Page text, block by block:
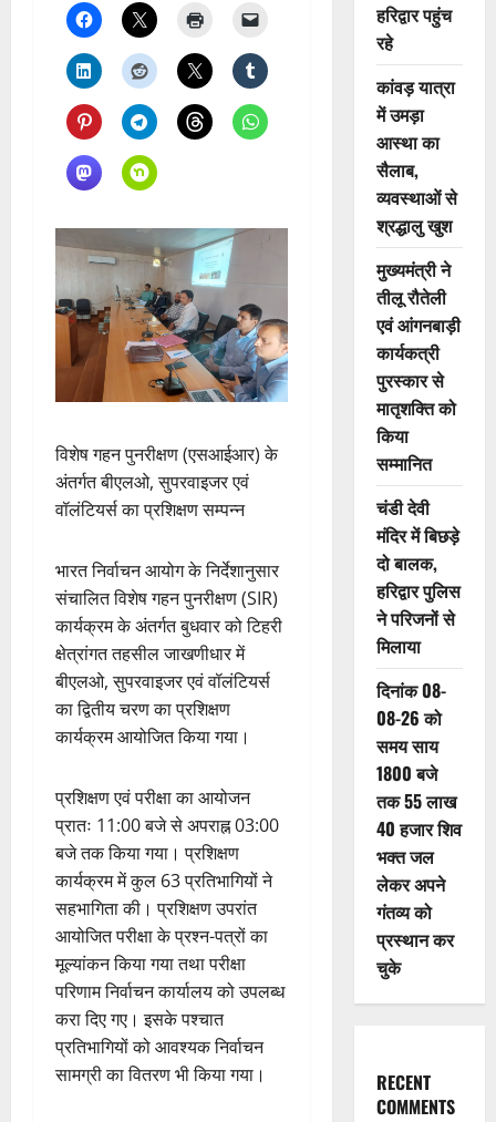
विशेष गहन पुनरीक्षण (एसआईआर) के
अंतर्गत बीएलओ, सुपरवाइजर एवं
वॉलंटियर्स का प्रशिक्षण सम्पन्न
भारत निर्वाचन आयोग के निर्देशानुसार
संचालित विशेष गहन पुनरीक्षण (SIR)
कार्यक्रम के अंतर्गत बुधवार को टिहरी
क्षेत्रांगत तहसील जाखणीधार में
बीएलओ, सुपरवाइजर एवं वॉलंटियर्स
का द्वितीय चरण का प्रशिक्षण
कार्यक्रम आयोजित किया गया।
प्रशिक्षण एवं परीक्षा का आयोजन
प्रातः 11:00 बजे से अपराह्न 03:00
बजे तक किया गया। प्रशिक्षण
कार्यक्रम में कुल 63 प्रतिभागियों ने
सहभागिता की। प्रशिक्षण उपरांत
आयोजित परीक्षा के प्रश्न-पत्रों का
मूल्यांकन किया गया तथा परीक्षा
परिणाम निर्वाचन कार्यालय को उपलब्ध
करा दिए गए। इसके पश्चात
प्रतिभागियों को आवश्यक निर्वाचन
सामग्री का वितरण भी किया गया।
हरिद्वार पहुंच
रहे
कांवड़ यात्रा
में उमड़ा
आस्था का
सैलाब,
व्यवस्थाओं से
श्रद्धालु खुश
मुख्यमंत्री ने
तीलू रौतेली
एवं आंगनबाड़ी
कार्यकत्री
पुरस्कार से
मातृशक्ति को
किया
सम्मानित
चंडी देवी
मंदिर में बिछड़े
दो बालक,
हरिद्वार पुलिस
ने परिजनों से
मिलाया
दिनांक 08-
08-26 को
समय साय
1800 बजे
तक 55 लाख
40 हजार शिव
भक्त जल
लेकर अपने
गंतव्य को
प्रस्थान कर
चुके
RECENT
COMMENTS